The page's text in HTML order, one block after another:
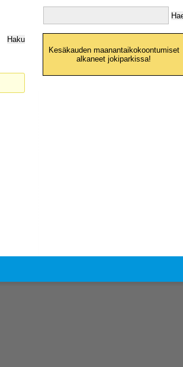
Kesäkauden maanantaikokoontumiset
alkaneet jokiparkissa!